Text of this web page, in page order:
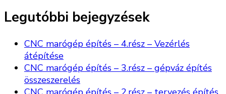
Legutóbbi bejegyzések
CNC marógép építés – 4.rész – Vezérlés
átépítése
CNC marógép építés – 3.rész – gépváz építés
összeszerelés